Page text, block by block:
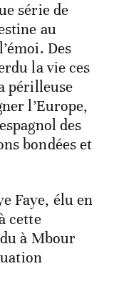
série de
au
Des
la vie ces
périlleuse
l’Europe,
des
bondées et
Faye, élu en
cette
à Mbour